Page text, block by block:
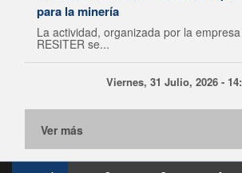
para la minería
La actividad, organizada por la
RESITER se...
Viernes, 31 Julio, 2026 -
Ver más